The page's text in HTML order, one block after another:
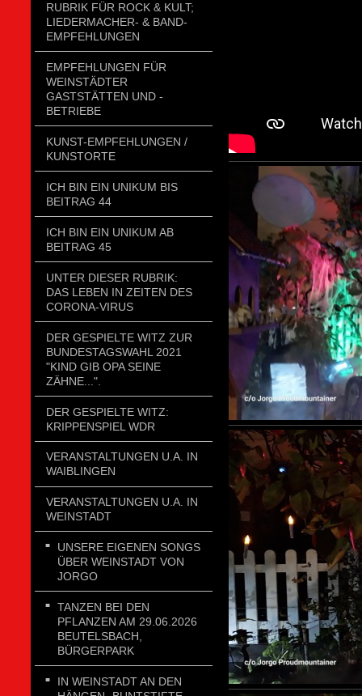
RUBRIK FÜR ROCK & KULT;
LIEDERMACHER- & BAND-
EMPFEHLUNGEN
EMPFEHLUNGEN FÜR
WEINSTÄDTER
GASTSTÄTTEN UND -
BETRIEBE
KUNST-EMPFEHLUNGEN /
KUNSTORTE
ICH BIN EIN UNIKUM BIS
BEITRAG 44
ICH BIN EIN UNIKUM AB
BEITRAG 45
UNTER DIESER RUBRIK:
DAS LEBEN IN ZEITEN DES
CORONA-VIRUS
DER GESPIELTE WITZ ZUR
BUNDESTAGSWAHL 2021
"KIND GIB OPA SEINE
ZÄHNE...".
DER GESPIELTE WITZ:
KRIPPENSPIEL WDR
VERANSTALTUNGEN U.A. IN
WAIBLINGEN
VERANSTALTUNGEN U.A. IN
WEINSTADT
UNSERE EIGENEN SONGS
ÜBER WEINSTADT VON
JORGO
TANZEN BEI DEN
PFLANZEN AM 29.06.2026
BEUTELSBACH,
BÜRGERPARK
IN WEINSTADT AN DEN